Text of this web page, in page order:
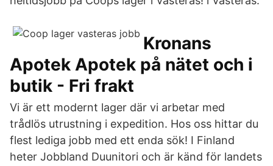
Kronans
Apotek Apotek på nätet och i
butik - Fri frakt
Vi är ett modernt lager där vi arbetar med
trådlös utrustning i expedition. Hos oss hittar du
flest lediga jobb med ett enda sök! I Finland
heter Jobbland Duunitori och är känd för landets